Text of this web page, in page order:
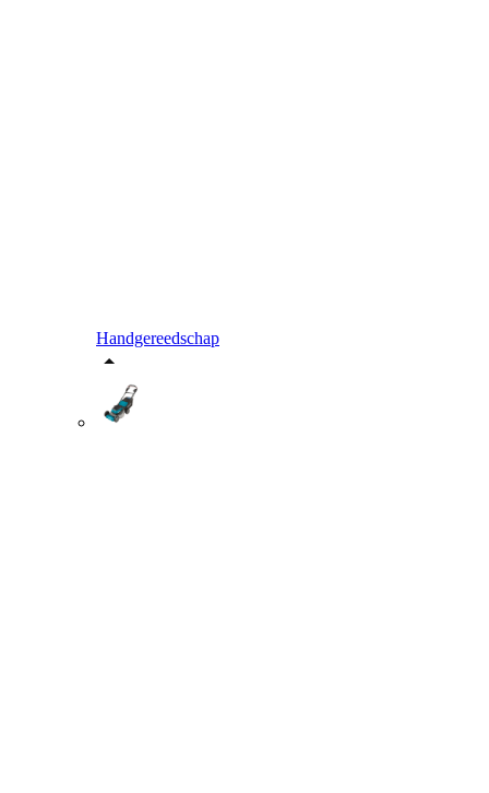
Handgereedschap